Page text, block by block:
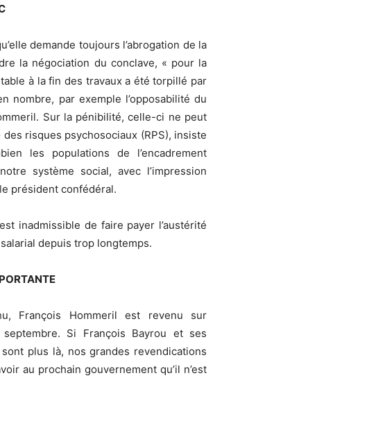
demande toujours l’abrogation de la
la négociation du conclave, « pour la
à la fin des travaux a été torpillé par
nombre, par exemple l’opposabilité du
Sur la pénibilité, celle-ci ne peut
risques psychosociaux (RPS), insiste
les populations de l’encadrement
système social, avec l’impression
président confédéral.
inadmissible de faire payer l’austérité
depuis trop longtemps.
François Hommeril est revenu sur
Si François Bayrou et ses
plus là, nos grandes revendications
au prochain gouvernement qu’il n’est